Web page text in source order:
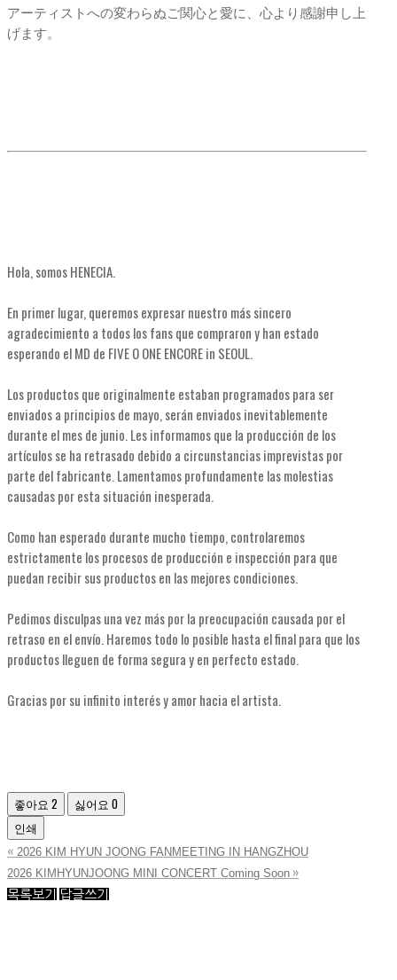
アーティストへの変わらぬご関心と愛に、心より感謝申し上
げます。
Hola, somos HENECIA.
En primer lugar, queremos expresar nuestro más sincero
agradecimiento a todos los fans que compraron y han estado
esperando el MD de FIVE O ONE ENCORE in SEOUL.
Los productos que originalmente estaban programados para ser
enviados a principios de mayo, serán enviados inevitablemente
durante el mes de junio. Les informamos que la producción de los
artículos se ha retrasado debido a circunstancias imprevistas por
parte del fabricante. Lamentamos profundamente las molestias
causadas por esta situación inesperada.
Como han esperado durante mucho tiempo, controlaremos
estrictamente los procesos de producción e inspección para que
puedan recibir sus productos en las mejores condiciones.
Pedimos disculpas una vez más por la preocupación causada por el
retraso en el envío. Haremos todo lo posible hasta el final para que los
productos lleguen de forma segura y en perfecto estado.
Gracias por su infinito interés y amor hacia el artista.
좋아요 2 싫어요 0
인쇄
« 2026 KIM HYUN JOONG FANMEETING IN HANGZHOU
2026 KIMHYUNJOONG MINI CONCERT Coming Soon »
목록보기 답글쓰기